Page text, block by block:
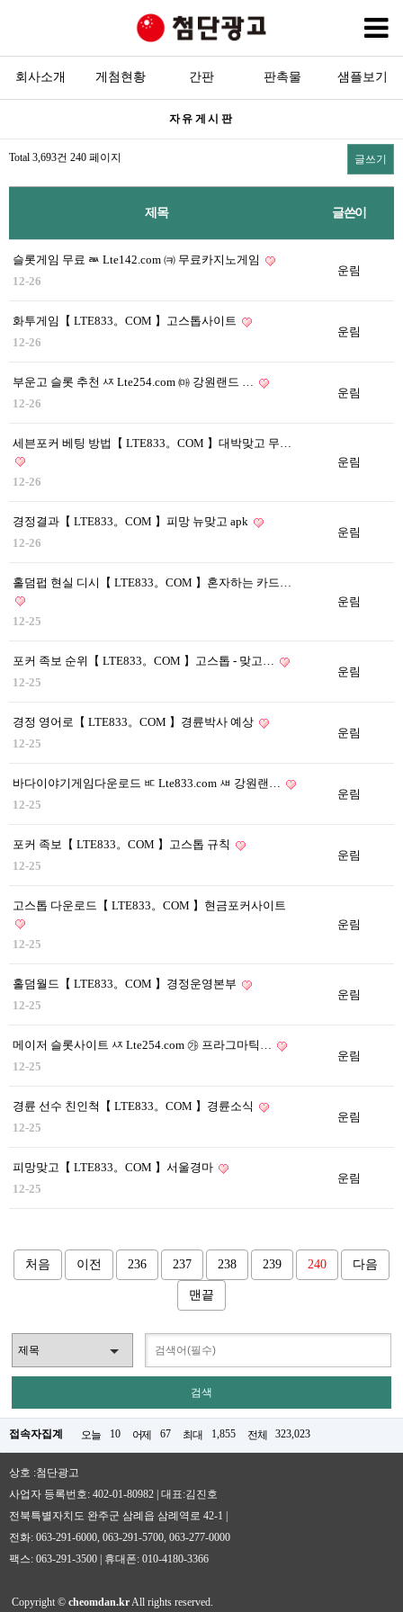
회사소개 게첨현황 간판 판촉물 샘플보기
회사소개
간판
고객센터
자유게시판
Total 3,693건 240 페이지 글쓰기
제목 글쓴이
슬롯게임 무료 ㅫ Lte142.com ㈊ 무료카지노게임
12-26
운림
화투게임【 LTE833。COM 】고스톱사이트
12-26
운림
부운고 슬롯 추천 ㅾ Lte254.com ㈒ 강원랜드 …
12-26
운림
세븐포커 베팅 방법【 LTE833。COM 】대박맞고 무…
12-26
운림
경정결과【 LTE833。COM 】피망 뉴맞고 apk
12-26
운림
홀덤펍 현실 디시【 LTE833。COM 】혼자하는 카드…
12-25
운림
포커 족보 순위【 LTE833。COM 】고스톱 - 맞고…
12-25
운림
경정 영어로【 LTE833。COM 】경륜박사 예상
12-25
운림
바다이야기게임다운로드 ㅳ Lte833.com ㅽ 강원랜…
12-25
운림
포커 족보【 LTE833。COM 】고스톱 규칙
12-25
운림
고스톱 다운로드【 LTE833。COM 】현금포커사이트
12-25
운림
홀덤월드【 LTE833。COM 】경정운영본부
12-25
운림
메이저 슬롯사이트 ㅾ Lte254.com ㉮ 프라그마틱…
12-25
운림
경륜 선수 친인척【 LTE833。COM 】경륜소식
12-25
운림
피망맞고【 LTE833。COM 】서울경마
12-25
운림
처음 이전 236 237 238 239 240 다음
맨끝
접속자집계 오늘 10 어제 67 최대 1,855 전체 323,023
상호 :첨단광고
사업자 등록번호: 402-01-80982 | 대표:김진호
전북특별자치도 완주군 삼례읍 삼례역로 42-1 |
전화: 063-291-6000, 063-291-5700, 063-277-0000
팩스: 063-291-3500 | 휴대폰: 010-4180-3366
Copyright © cheomdan.krAll rights reserved.